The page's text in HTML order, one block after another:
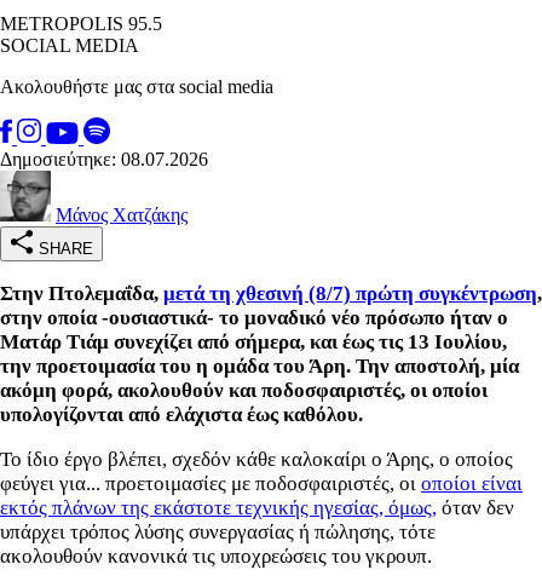
METROPOLIS 95.5
SOCIAL MEDIA
Ακολουθήστε μας στα social media
Δημοσιεύτηκε: 08.07.2026
Μάνος Χατζάκης
SHARE
Στην Πτολεμαΐδα, μετά τη χθεσινή (8/7) πρώτη συγκέντρωση,
στην οποία -ουσιαστικά- το μοναδικό νέο πρόσωπο ήταν ο
Ματάρ Τιάμ συνεχίζει από σήμερα, και έως τις 13 Ιουλίου,
την προετοιμασία του η ομάδα του Άρη. Την αποστολή, μία
ακόμη φορά, ακολουθούν και ποδοσφαιριστές, οι οποίοι
υπολογίζονται από ελάχιστα έως καθόλου.
Το ίδιο έργο βλέπει, σχεδόν κάθε καλοκαίρι ο Άρης, ο οποίος
φεύγει για... προετοιμασίες με ποδοσφαιριστές, οι οποίοι είναι
εκτός πλάνων της εκάστοτε τεχνικής ηγεσίας, όμως, όταν δεν
υπάρχει τρόπος λύσης συνεργασίας ή πώλησης, τότε
ακολουθούν κανονικά τις υποχρεώσεις του γκρουπ.